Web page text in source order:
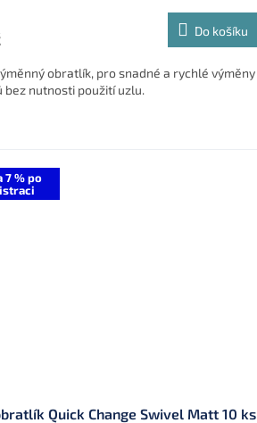
Do košíku
obratlík, pro snadné a rychlé výměny
bez nutnosti použití uzlu.
7 % po
Quick Change Swivel Matt 10 ks